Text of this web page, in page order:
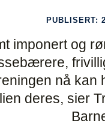
PUBLISERT:
imponert og
nå kan
deres, sier